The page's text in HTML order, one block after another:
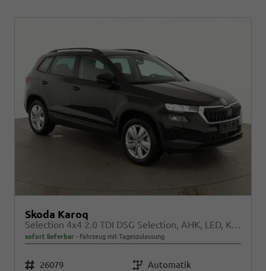
Skoda Karoq
Selection 4x4 2.0 TDI DSG Selection, AHK, LED, Kamera, Winter, 4 J.-Garantie
sofort lieferbar Fahrzeug mit Tageszulassung
Fahrzeugnr. 26079 Getriebe Automatik